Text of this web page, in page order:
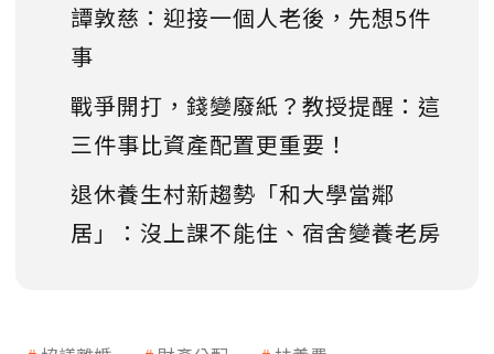
譚敦慈：迎接一個人老後，先想5件
事
戰爭開打，錢變廢紙？教授提醒：這
三件事比資產配置更重要！
退休養生村新趨勢「和大學當鄰
居」：沒上課不能住、宿舍變養老房